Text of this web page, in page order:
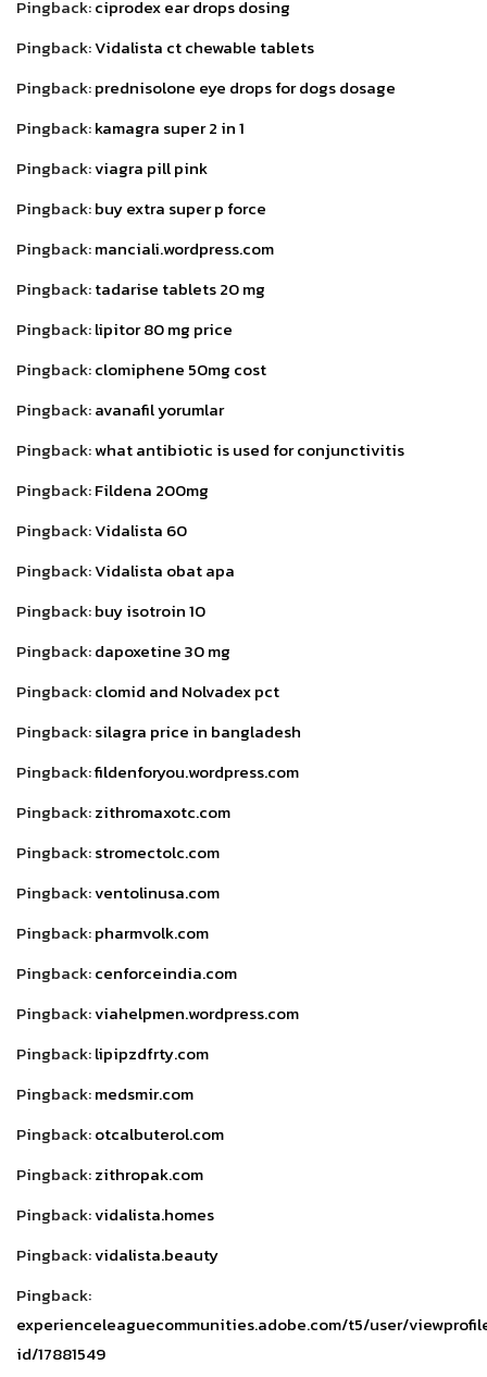
Pingback:ciprodex ear drops dosing
Pingback:Vidalista ct chewable tablets
Pingback:prednisolone eye drops for dogs dosage
Pingback:kamagra super 2 in 1
Pingback:viagra pill pink
Pingback:buy extra super p force
Pingback:manciali.wordpress.com
Pingback:tadarise tablets 20 mg
Pingback:lipitor 80 mg price
Pingback:clomiphene 50mg cost
Pingback:avanafil yorumlar
Pingback:what antibiotic is used for conjunctivitis
Pingback:Fildena 200mg
Pingback:Vidalista 60
Pingback:Vidalista obat apa
Pingback:buy isotroin 10
Pingback:dapoxetine 30 mg
Pingback:clomid and Nolvadex pct
Pingback:silagra price in bangladesh
Pingback:fildenforyou.wordpress.com
Pingback:zithromaxotc.com
Pingback:stromectolc.com
Pingback:ventolinusa.com
Pingback:pharmvolk.com
Pingback:cenforceindia.com
Pingback:viahelpmen.wordpress.com
Pingback:lipipzdfrty.com
Pingback:medsmir.com
Pingback:otcalbuterol.com
Pingback:zithropak.com
Pingback:vidalista.homes
Pingback:vidalista.beauty
Pingback:
experienceleaguecommunities.adobe.com/t5/user/
id/17881549